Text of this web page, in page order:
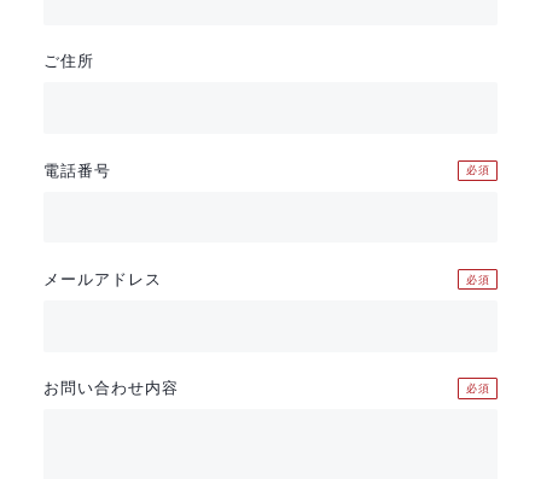
ご住所
電話番号 必須
メールアドレス 必須
お問い合わせ内容 必須